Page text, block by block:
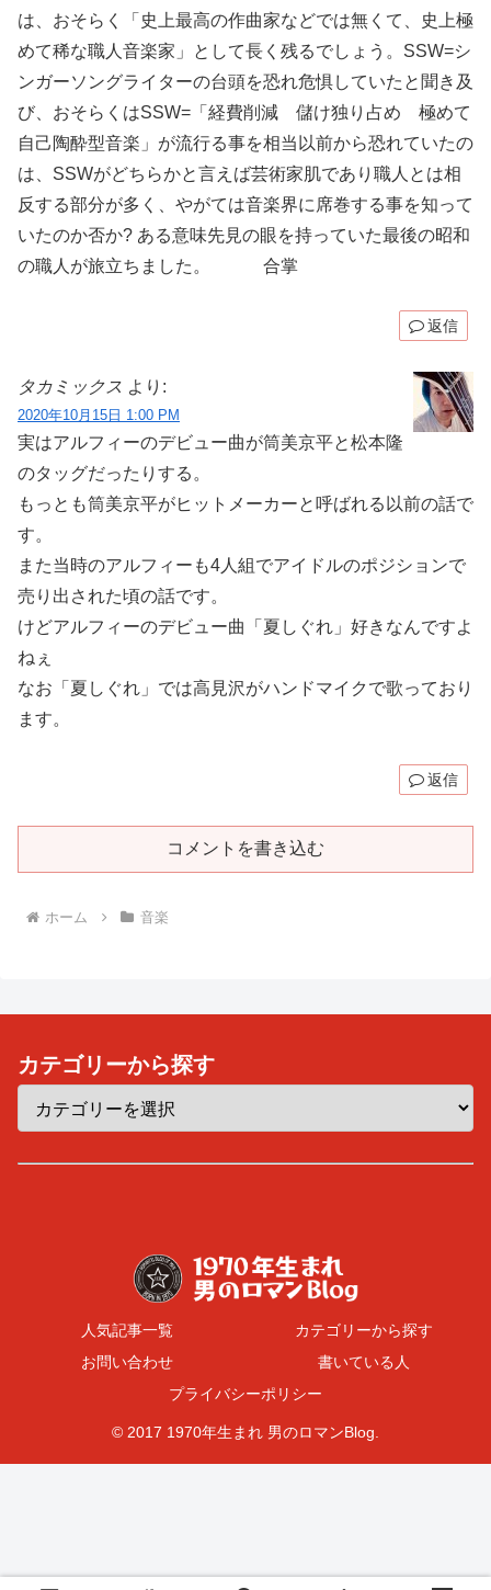
は、おそらく「史上最高の作曲家などでは無くて、史上極
めて稀な職人音楽家」として長く残るでしょう。SSW=シ
ンガーソングライターの台頭を恐れ危惧していたと聞き及
び、おそらくはSSW=「経費削減 儲け独り占め 極めて
自己陶酔型音楽」が流行る事を相当以前から恐れていたの
は、SSWがどちらかと言えば芸術家肌であり職人とは相
反する部分が多く、やがては音楽界に席巻する事を知って
いたのか否か? ある意味先見の眼を持っていた最後の昭和
の職人が旅立ちました。 合掌
返信
タカミックス より:
2020年10月15日 1:00 PM
実はアルフィーのデビュー曲が筒美京平と松本隆
のタッグだったりする。
もっとも筒美京平がヒットメーカーと呼ばれる以前の話で
す。
また当時のアルフィーも4人組でアイドルのポジションで
売り出された頃の話です。
けどアルフィーのデビュー曲「夏しぐれ」好きなんですよ
ねぇ
なお「夏しぐれ」では高見沢がハンドマイクで歌っており
ます。
返信
コメントを書き込む
ホーム 音楽
カテゴリーから探す
人気記事一覧
カテゴリーから探す
お問い合わせ
書いている人
プライバシーポリシー
© 2017 1970年生まれ 男のロマンBlog.